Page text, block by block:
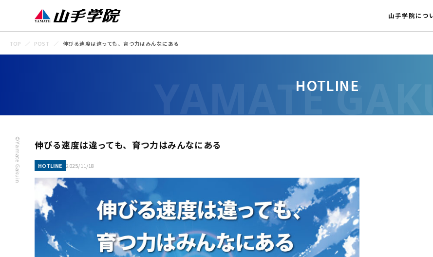
山手学院につ
©Yamate Gakuin
TOP POST 伸びる速度は違っても、育つ力はみんなにある
HOTLINE
伸びる速度は違っても、育つ力はみんなにある
HOTLINE 2025/11/18